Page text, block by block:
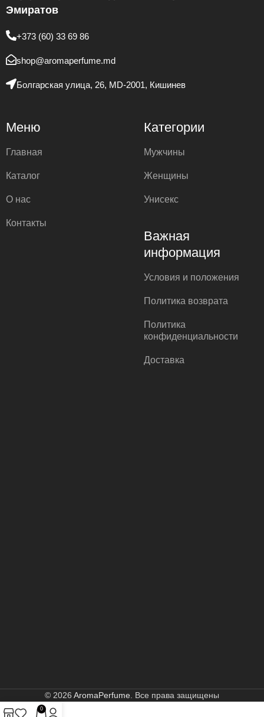
Эмиратов
+373 (60) 33 69 86
shop@aromaperfume.md
Болгарская улица, 26, MD-2001, Кишинев
Меню
Главная
Каталог
О нас
Контакты
Категории
Мужчины
Женщины
Унисекс
Важная
информация
Условия и положения
Политика возврата
Политика
конфиденциальности
Доставка
© 2026 AromaPerfume . Все права защищены
0